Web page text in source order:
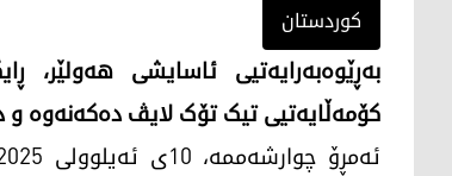
کوردستان
بەڕێوەبەرایەتیی ئاسایشی
کۆمەڵایەتیی تیک تۆک لایڤ دەکەنەوە و